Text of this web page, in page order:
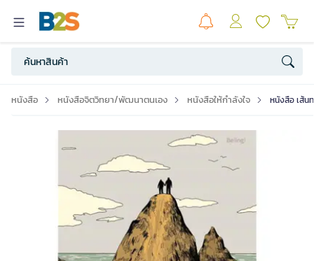
หนังสือ หนังสือจิตวิทยา/พัฒนาตนเอง หนังสือให้กำลังใจ หนังสือ เส้น